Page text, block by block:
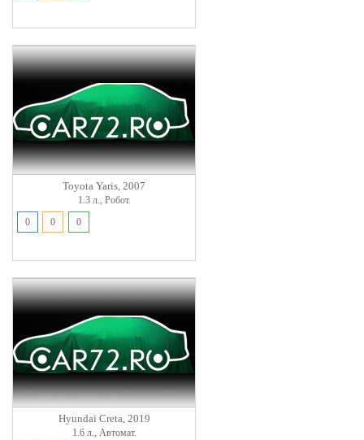
Toyota Yaris, 2007
1.3 л., Робот.
0
0 0
Hyundai Creta, 2019
1.6 л., Автомат.